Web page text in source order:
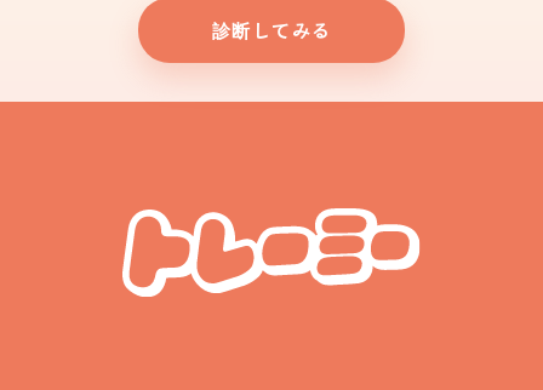
診断してみる